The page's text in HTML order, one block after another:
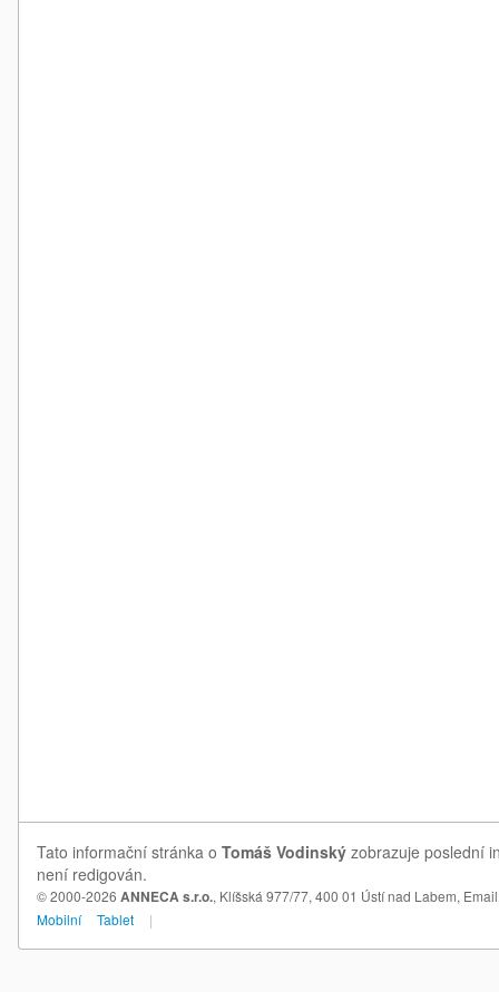
Tato informační stránka o Tomáš Vodinský zobrazuje poslední
není redigován.
© 2000-2026 ANNECA s.r.o., Klíšská 977/77, 400 01 Ústí nad Labem,
Mobilní
Tablet |